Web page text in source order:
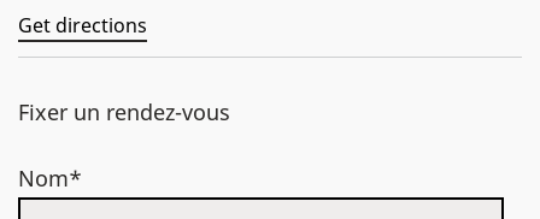
Get directions
Fixer un rendez-vous
Nom*